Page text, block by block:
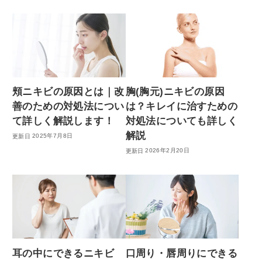
頬ニキビの原因とは｜改
善のための対処法につい
て詳しく解説します！
2025年7月8日
胸(胸元)ニキビの原因
は？キレイに治すための
対処法についても詳しく
解説
2026年2月20日
耳の中にできるニキビ
口周り・唇周りにできる